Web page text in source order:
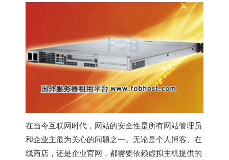
在当今互联网时代，网站的安全性是所有网站管理员
和企业主最为关心的问题之一。无论是个人博客、在
线商店，还是企业官网，都需要依赖虚拟主机提供的